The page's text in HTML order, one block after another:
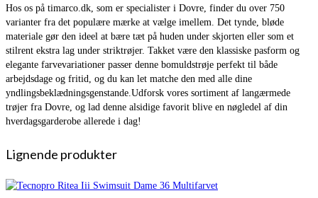
Hos os på timarco.dk, som er specialister i Dovre, finder du over 750
varianter fra det populære mærke at vælge imellem. Det tynde, bløde
materiale gør den ideel at bære tæt på huden under skjorten eller som et
stilrent ekstra lag under striktrøjer. Takket være den klassiske pasform og
elegante farvevariationer passer denne bomuldstrøje perfekt til både
arbejdsdage og fritid, og du kan let matche den med alle dine
yndlingsbeklædningsgenstande.Udforsk vores sortiment af langærmede
trøjer fra Dovre, og lad denne alsidige favorit blive en nøgledel af din
hverdagsgarderobe allerede i dag!
Lignende produkter